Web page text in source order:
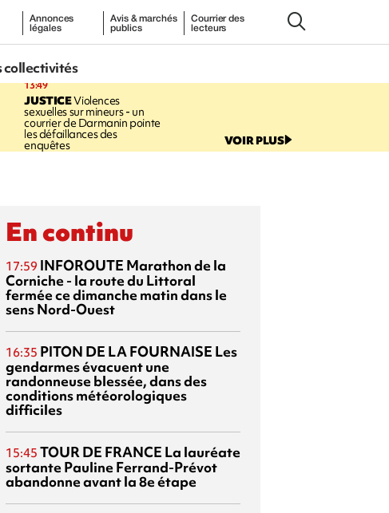
Annonces
légales
Avis & marchés
publics
Courrier des
lecteurs
collectivités
13:49
JUSTICEViolences
sexuelles sur mineurs - un
courrier de Darmanin pointe
les défaillances des
enquêtes VOIR PLUS
En continu
17:59 INFOROUTE Marathon de la
Corniche - la route du Littoral
fermée ce dimanche matin dans le
sens Nord-Ouest
16:35 PITON DE LA FOURNAISE Les
gendarmes évacuent une
randonneuse blessée, dans des
conditions météorologiques
difficiles
15:45 TOUR DE FRANCE La lauréate
sortante Pauline Ferrand-Prévot
abandonne avant la 8e étape